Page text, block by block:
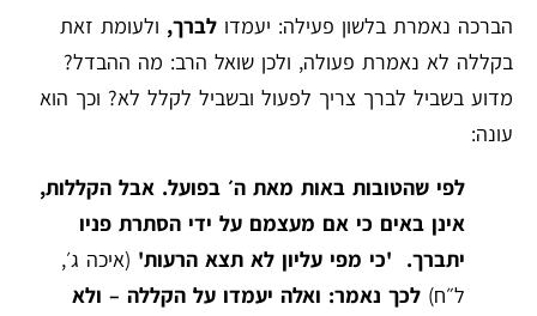
הברכה נאמרת בלשון פעילה: יעמדו לברך, ולעומת זאת
בקללה לא נאמרת פעולה, ולכן שואל הרב: מה ההבדל?
מדוע בשביל לברך צריך לפעול ובשביל לקלל לא? וכך הוא
עונה:
לפי שהטובות באות מאת ה׳ בפועל. אבל הקללות,
אינן באים כי אם מעצמם על ידי הסתרת פניו
יתברך. 'כי מפי עליון לא תצא הרעות' (איכה ג׳,
ל״ח) לכך נאמר: ואלה יעמדו על הקללה – ולא